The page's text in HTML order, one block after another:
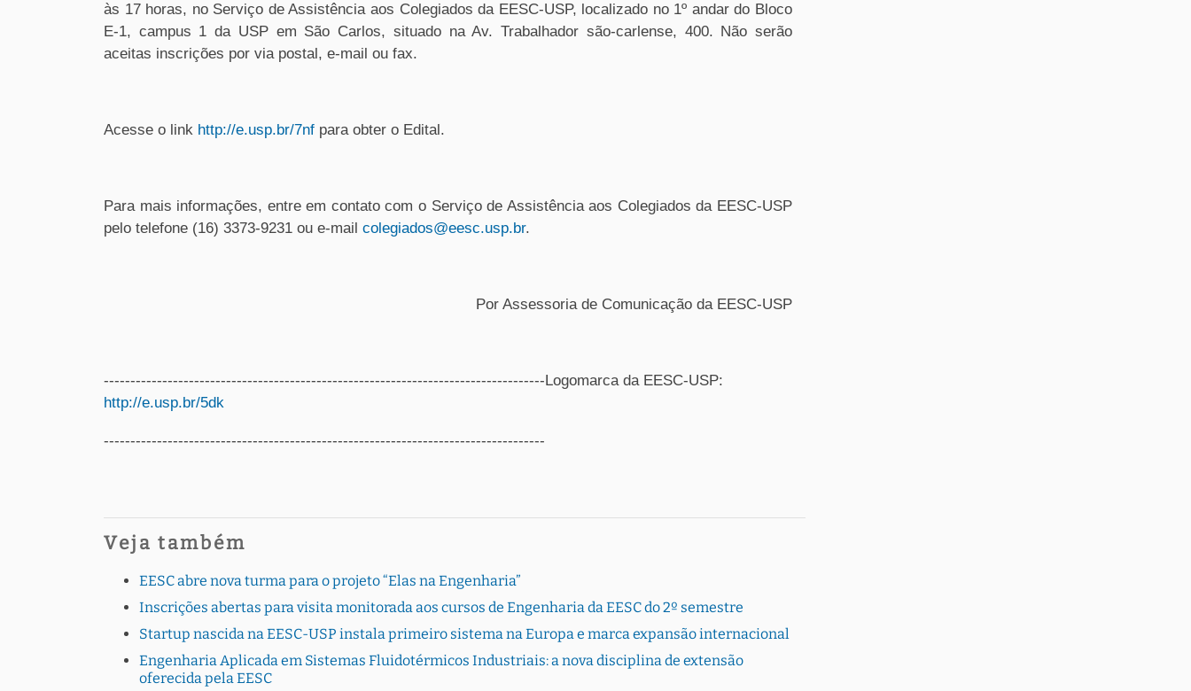
às 17 horas, no Serviço de Assistência aos Colegiados da EESC-USP, localizado no 1º andar do Bloco
E-1, campus 1 da USP em São Carlos, situado na Av. Trabalhador são-carlense, 400. Não serão
aceitas inscrições por via postal, e-mail ou fax.
Acesse o link http://e.usp.br/7nf para obter o Edital.
Para mais informações, entre em contato com o Serviço de Assistência aos Colegiados da EESC-USP
pelo telefone (16) 3373-9231 ou e-mail colegiados@eesc.usp.br.
Por Assessoria de Comunicação da EESC-USP
-----------------------------------------------------------------------------------Logomarca da EESC-USP:
http://e.usp.br/5dk
-----------------------------------------------------------------------------------
Veja também
EESC abre nova turma para o projeto “Elas na Engenharia”
Inscrições abertas para visita monitorada aos cursos de Engenharia da EESC do 2º semestre
Startup nascida na EESC-USP instala primeiro sistema na Europa e marca expansão internacional
Engenharia Aplicada em Sistemas Fluidotérmicos Industriais: a nova disciplina de extensão
oferecida pela EESC